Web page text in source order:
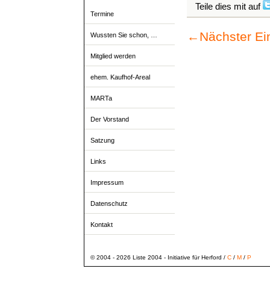
Termine
Wussten Sie schon, …
Mitglied werden
ehem. Kaufhof-Areal
MARTa
Der Vorstand
Satzung
Links
Impressum
Datenschutz
Kontakt
Teile dies mit auf
← Nächster
© 2004 - 2026 Liste 2004 - Initiative für Herford / C/ M/ P